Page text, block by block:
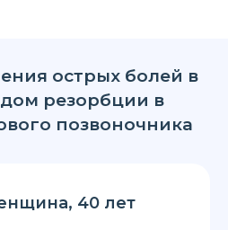
острых болей в
резорбции в
позвоночника
40 лет